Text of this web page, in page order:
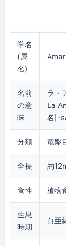
学名
(属
名)
名前
の意
味
ラ・
La
名]-
分類 竜盤
全長 約
食性 植物
生息
時期
白亜